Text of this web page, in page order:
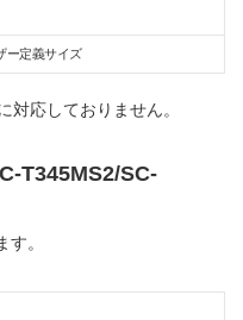
ー定義サイズ
対応しておりません。
T345MS2/SC-
。